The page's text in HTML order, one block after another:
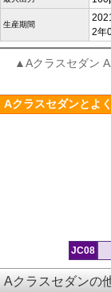
生産期間
2年
▲Aクラスセダン
Aクラスセダンとよ
JC08
Aクラスセダンの